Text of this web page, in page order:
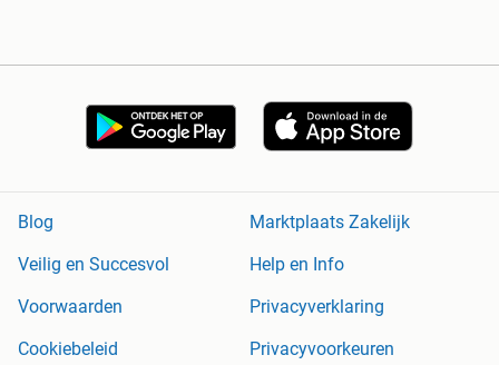
Blog
Marktplaats Zakelijk
Veilig en Succesvol
Help en Info
Voorwaarden
Privacyverklaring
Cookiebeleid
Privacyvoorkeuren